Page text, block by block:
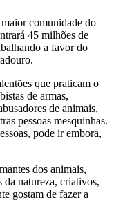
comunidade do
45 milhões de
a favor do
que praticam o
de armas,
de animais,
pessoas mesquinhas.
pode ir embora,
dos animais,
da natureza, criativos,
gostam de fazer a